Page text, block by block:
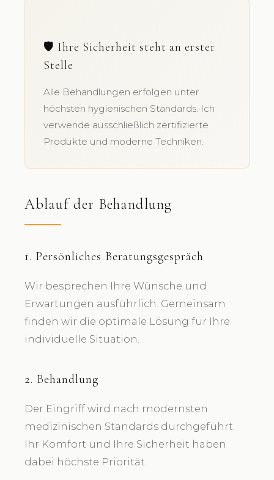
🛡️ Ihre Sicherheit steht an erster
Stelle
Alle Behandlungen erfolgen unter
höchsten hygienischen Standards. Ich
verwende ausschließlich zertifizierte
Produkte und moderne Techniken.
Ablauf der Behandlung
1. Persönliches Beratungsgespräch
Wir besprechen Ihre Wünsche und
Erwartungen ausführlich. Gemeinsam
finden wir die optimale Lösung für Ihre
individuelle Situation.
2. Behandlung
Der Eingriff wird nach modernsten
medizinischen Standards durchgeführt.
Ihr Komfort und Ihre Sicherheit haben
dabei höchste Priorität.